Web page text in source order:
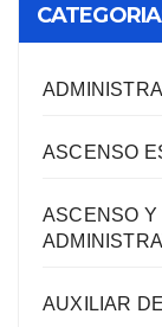
ASCENSO
ASCENSO Y
AUXILIAR